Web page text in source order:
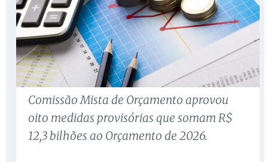
Comissão Mista de Orçamento aprovou
oito medidas provisórias que somam R$
12,3 bilhões ao Orçamento de 2026.